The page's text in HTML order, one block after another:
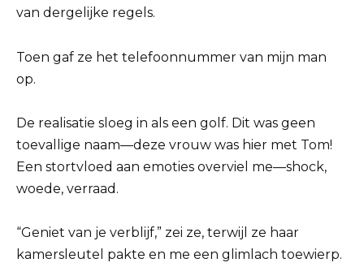
van dergelijke regels.
Toen gaf ze het telefoonnummer van mijn man
op.
De realisatie sloeg in als een golf. Dit was geen
toevallige naam—deze vrouw was hier met Tom!
Een stortvloed aan emoties overviel me—shock,
woede, verraad.
“Geniet van je verblijf,” zei ze, terwijl ze haar
kamersleutel pakte en me een glimlach toewierp.